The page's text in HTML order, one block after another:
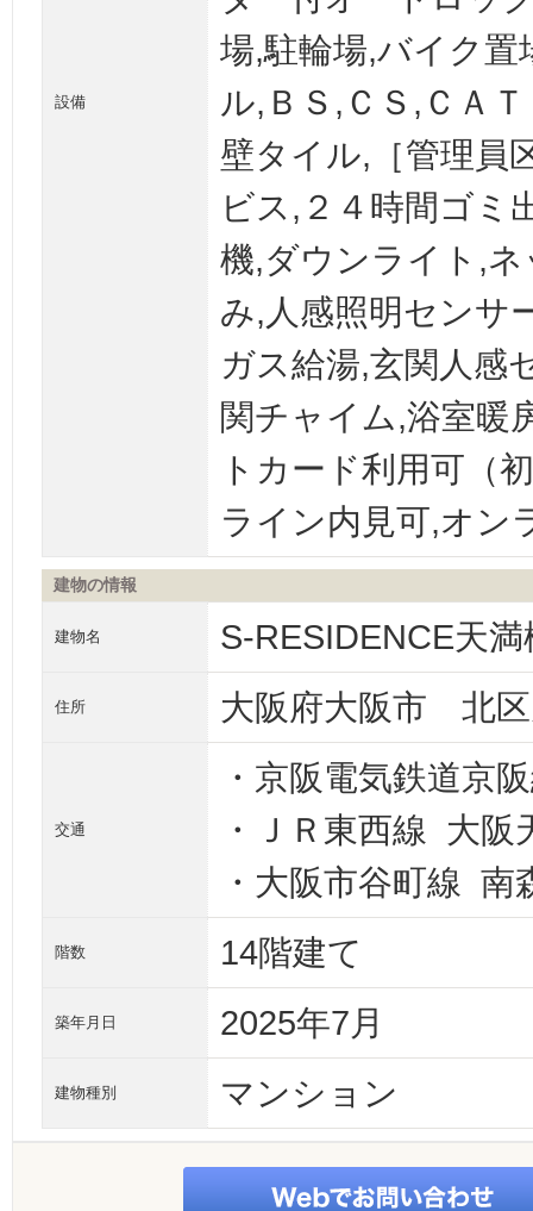
設備
場,駐輪場,バイク
ル,ＢＳ,ＣＳ,ＣＡ
壁タイル,［管理員
ビス,２４時間ゴミ
機,ダウンライト,
み,人感照明センサ
ガス給湯,玄関人感
関チャイム,浴室暖
トカード利用可（
ライン内見可,オン
建物の情報
建物名 S-RESIDENCE天満
住所 大阪府大阪市 北
交通
・京阪電気鉄道京
・ＪＲ東西線 大阪
・大阪市谷町線 南
階数 14階建て
築年月日 2025年7月
建物種別 マンション